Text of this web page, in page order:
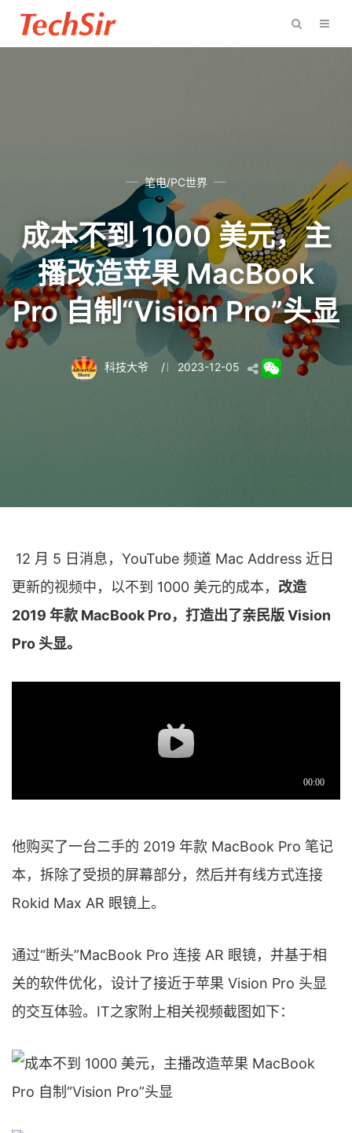
笔电/PC世界
成本不到 1000 美元，主
播改造苹果 MacBook
Pro 自制“Vision Pro”头显
科技大爷 / 2023-12-05
12 月 5 日消息，YouTube 频道 Mac Address 近日
更新的视频中，以不到 1000 美元的成本， 改造
2019 年款 MacBook Pro，打造出了亲民版 Vision
Pro 头显。
他购买了一台二手的 2019 年款 MacBook Pro 笔记
本，拆除了受损的屏幕部分，然后并有线方式连接
Rokid Max AR 眼镜上。
通过“断头”MacBook Pro 连接 AR 眼镜，并基于相
关的软件优化，设计了接近于苹果 Vision Pro 头显
的交互体验。IT之家附上相关视频截图如下：